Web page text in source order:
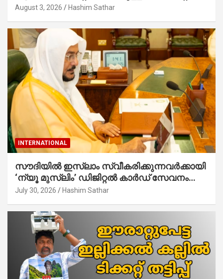
കാൽനാട്ട് കർമ്മം ആർച്ച് പ്രീസ്റ്റ് വെരി.
August 3, 2026 Hashim Sathar
INTERNATIONAL
സൗദിയില്‍ ഇസ്‌ലാം സ്വീകരിക്കുന്നവര്‍ക്കായി
‘ന്യൂ മുസ്ലിം’ ഡിജിറ്റല്‍ കാര്‍ഡ് സേവനം
ആരംഭിച്ചു
July 30, 2026 Hashim Sathar